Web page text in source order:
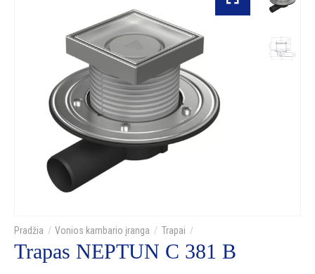
Vonios kambario įranga Trapai
Trapas NEPTUN C 381 B